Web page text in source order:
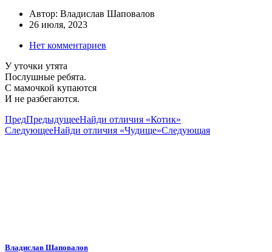
Автор: Владислав Шаповалов
26 июля, 2023
Нет комментариев
У уточки утята
Послушные ребята.
С мамочкой купаются
И не разбегаются.
ПредПредыдущееНайди отличия «Котик»
СледующееНайди отличия «Чудище»Следующая
Владислав Шаповалов